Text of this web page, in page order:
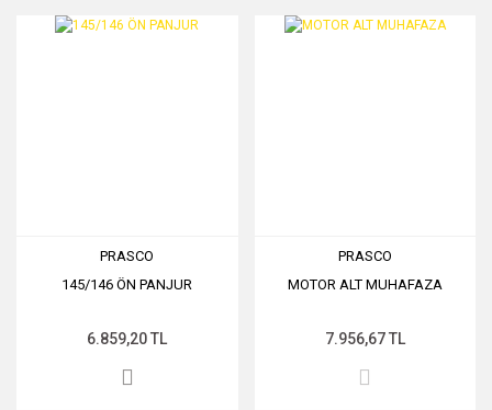
PRASCO
145/146 ÖN PANJUR
6.859,20 TL
PRASCO
MOTOR ALT MUHAFAZA
7.956,67 TL